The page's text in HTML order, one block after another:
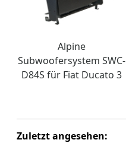
Alpine
Subwoofersystem SWC-
D84S für Fiat Ducato 3
Zuletzt angesehen: